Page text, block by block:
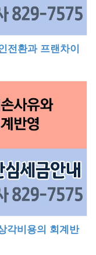
전환과 프랜차이
각비용의 회계반